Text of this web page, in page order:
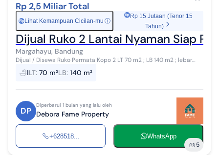
Rp 2,5 Miliar Total
Rp Lihat Kemampuan Cicilan-mu ⓘ
Rp 15 Jutaan (Tenor 15
Tahun)
Dijual Ruko 2 Lantai Nyaman Siap
Margahayu, Bandung
Dijual / Disewa Ruko Permata Kopo 2 LT 70 m2 ; LB 140 m2 ; lebar
muka 5 meter ; 2 Lt 2200 Watt ; air sible. lt 1...ruang kosong buat
usaha, 1 k...
1LT: 70 m²LB: 140 m²
DP
Diperbarui 1 bulan yang lalu oleh
Debora Fame Property
+628518... WhatsApp
5